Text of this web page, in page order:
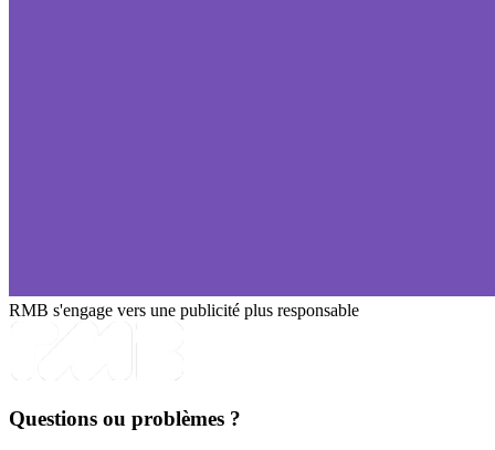
RMB s'engage vers une publicité plus responsable
Questions ou problèmes ?